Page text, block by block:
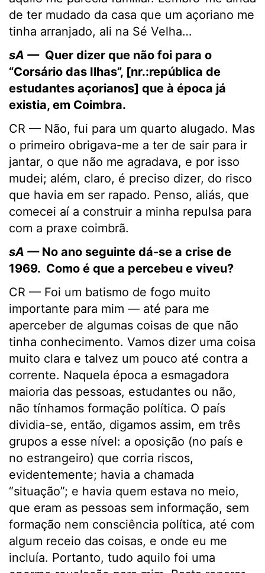
de ter mudado da casa que um açoriano me
tinha arranjado, ali na Sé Velha…
sA — Quer dizer que não foi para o
“Corsário das Ilhas”, [nr.:república de
estudantes açorianos] que à época já
existia, em Coimbra.
CR — Não, fui para um quarto alugado. Mas
o primeiro obrigava-me a ter de sair para ir
jantar, o que não me agradava, e por isso
mudei; além, claro, é preciso dizer, do risco
que havia em ser rapado. Penso, aliás, que
comecei aí a construir a minha repulsa para
com a praxe coimbrã.
sA —No ano seguinte dá-se a crise de
1969. Como é que a percebeu e viveu?
CR — Foi um batismo de fogo muito
importante para mim — até para me
aperceber de algumas coisas de que não
tinha conhecimento. Vamos dizer uma coisa
muito clara e talvez um pouco até contra a
corrente. Naquela época a esmagadora
maioria das pessoas, estudantes ou não,
não tínhamos formação política. O país
dividia-se, então, digamos assim, em três
grupos a esse nível: a oposição (no país e
no estrangeiro) que corria riscos,
evidentemente; havia a chamada
“situação”; e havia quem estava no meio,
que eram as pessoas sem informação, sem
formação nem consciência política, até com
algum receio das coisas, e onde eu me
incluía. Portanto, tudo aquilo foi uma